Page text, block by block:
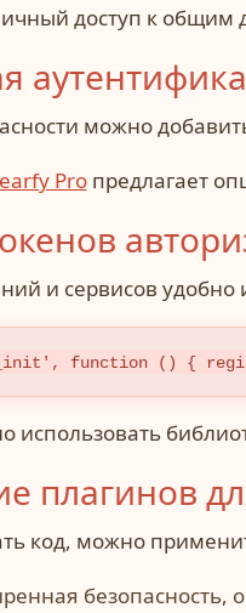
доступ к общим
можно
Proпредлагает
и сервисов удобно
function () {
использовать
плагинов
код, можно
безопасность,